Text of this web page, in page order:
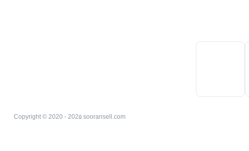
Copyright © 2020 - 202۵ sooransell.com